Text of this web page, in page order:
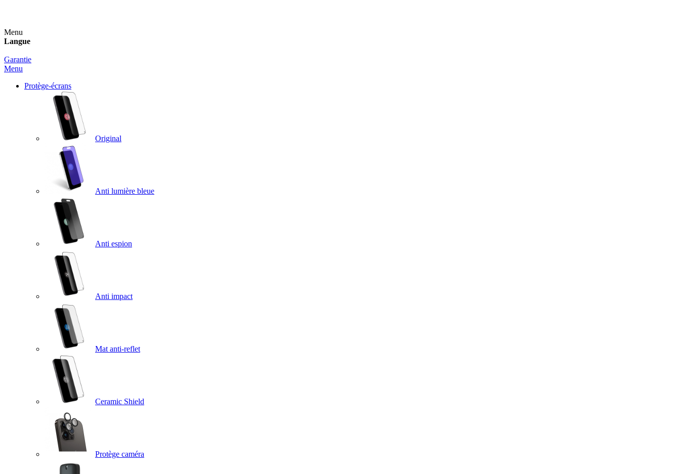
Menu
Langue
Garantie
Menu
Protège-écrans
Original
Anti lumière bleue
Anti espion
Anti impact
Mat anti-reflet
Ceramic Shield
Protège caméra